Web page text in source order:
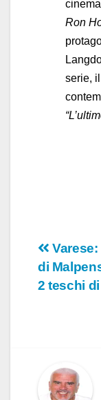
Ron
serie,
Varese:
di
2 teschi